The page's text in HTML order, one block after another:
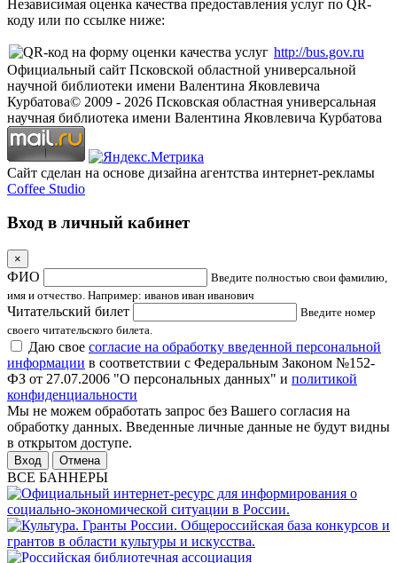
Независимая оценка качества предоставления услуг по QR-
коду или по ссылке ниже:
http://bus.gov.ru
Официальный сайт Псковской областной универсальной
научной библиотеки имени Валентина Яковлевича
Курбатова© 2009 - 2026 Псковская областная универсальная
научная библиотека имени Валентина Яковлевича Курбатова
Сайт сделан на основе дизайна агентства интернет-рекламы
Coffee Studio
Вход в личный кабинет
×
ФИО
Введите полностью свои фамилию,
имя и отчество. Например: иванов иван иванович
Читательский билет
Введите номер
своего читательского билета.
Даю свое согласие на обработку введенной персональной
информации в соответствии с Федеральным Законом №152-
ФЗ от 27.07.2006 "О персональных данных" и политикой
конфиденциальности
Мы не можем обработать запрос без Вашего согласия на
обработку данных. Введенные личные данные не будут видны
в открытом доступе.
Отмена
ВСЕ БАННЕРЫ